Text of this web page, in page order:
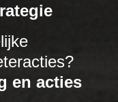
en acties